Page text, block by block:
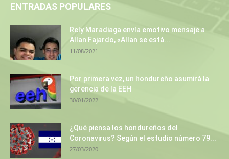
ENTRADAS POPULARES
Rely Maradiaga envía emotivo mensaje a
Allan Fajardo, «Allan se está...
11/08/2021
Por primera vez, un hondureño asumirá la
gerencia de la EEH
30/01/2022
¿Qué piensa los hondureños del
Coronavirus? Según el estudio número 79...
27/03/2020